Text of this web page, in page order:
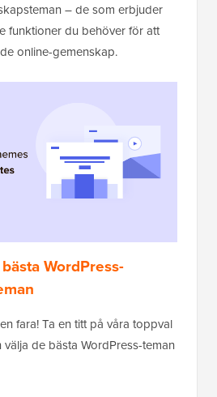
– de som erbjuder
funktioner du behöver för att
online-gemenskap.
WordPress-
fara! Ta en titt på våra toppval
de bästa WordPress-teman